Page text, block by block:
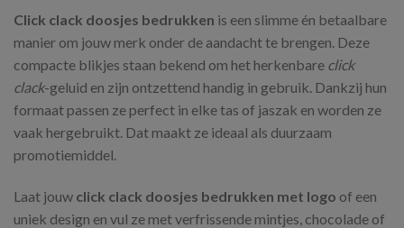
Click clack doosjes bedrukken is een slimme én betaalbare
manier om jouw merk onder de aandacht te brengen. Deze
compacte blikjes staan bekend om het herkenbare click
clack-geluid en zijn ontzettend handig in gebruik. Dankzij hun
formaat passen ze perfect in elke tas of jaszak en worden ze
vaak hergebruikt. Dat maakt ze ideaal als duurzaam
promotiemiddel.
Laat jouw click clack doosjes bedrukken met logo of een
uniek design en vul ze met verfrissende mintjes, chocolade of